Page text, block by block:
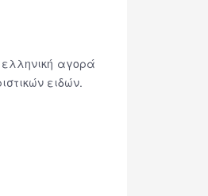
αγορά
ειδών.